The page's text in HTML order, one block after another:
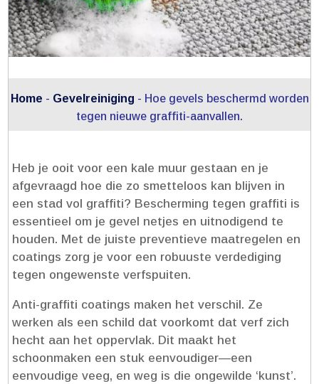
Home - Gevelreiniging - Hoe gevels beschermd worden
tegen nieuwe graffiti-aanvallen.​
Heb je ooit voor een kale muur gestaan en je
afgevraagd hoe die zo smetteloos kan blijven in
een stad vol graffiti? Bescherming tegen graffiti is
essentieel om je gevel netjes en uitnodigend te
houden.​ Met de juiste preventieve maatregelen en
coatings zorg je voor een robuuste verdediging
tegen ongewenste verfspuiten.​
Anti-graffiti coatings maken het verschil.​ Ze
werken als een schild dat voorkomt dat verf zich
hecht aan het oppervlak.​ Dit maakt het
schoonmaken een stuk eenvoudiger—een
eenvoudige veeg, en weg is die ongewilde ‘kunst’.​